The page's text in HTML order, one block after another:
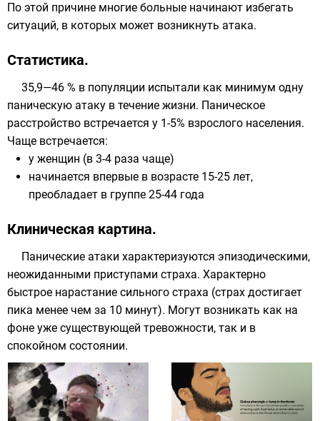
По этой причине многие больные начинают избегать
ситуаций, в которых может возникнуть атака.
Статистика.
35,9—46 % в популяции испытали как минимум одну
паническую атаку в течение жизни. Паническое
расстройство встречается у 1-5% взрослого населения.
Чаще встречается:
у женщин (в 3-4 раза чаще)
начинается впервые в возрасте 15-25 лет,
преобладает в группе 25-44 года
Клиническая картина.
Панические атаки характеризуются эпизодическими,
неожиданными приступами страха. Характерно
быстрое нарастание сильного страха (страх достигает
пика менее чем за 10 минут). Могут возникать как на
фоне уже существующей тревожности, так и в
спокойном состоянии.